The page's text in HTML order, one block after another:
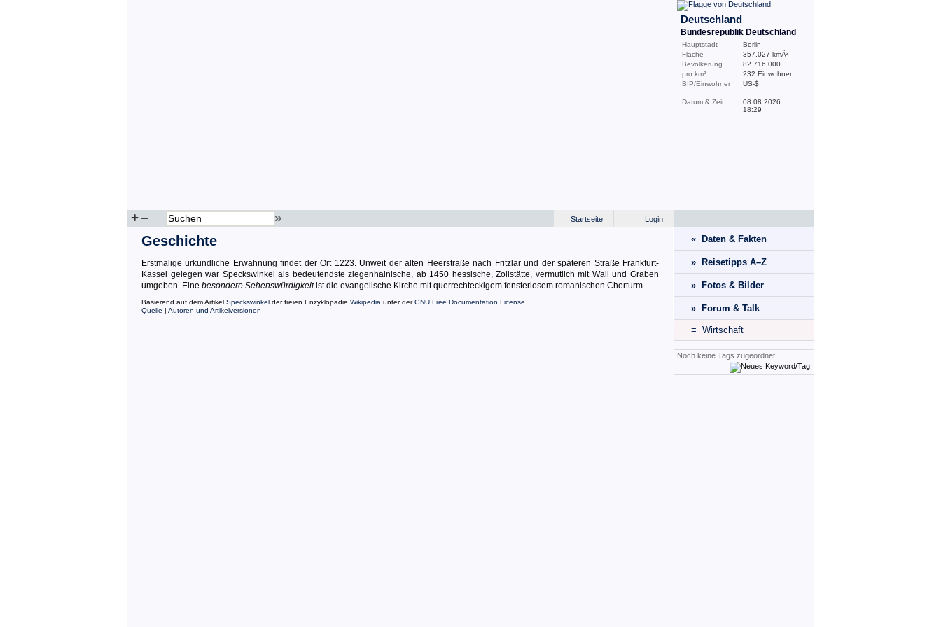
Deutschland
Bundesrepublik Deutschland
Hauptstadt
Berlin
Fläche
357.027 kmÂ²
Bevölkerung
82.716.000
pro km²
232 Einwohner
BIP/Einwohner
US-$
Datum & Zeit
08.08.2026
18:29
+– » Login
Startseite
Geschichte
Erstmalige urkundliche Erwähnung findet der Ort 1223. Unweit der alten Heerstraße nach Fritzlar und der späteren Straße Frankfurt-
Kassel gelegen war Speckswinkel als bedeutendste ziegenhainische, ab 1450 hessische, Zollstätte, vermutlich mit Wall und Graben
umgeben. Eine besondere Sehenswürdigkeitist die evangelische Kirche mit querrechteckigem fensterlosem romanischen Chorturm.
Basierend auf dem Artikel Speckswinkel der freien Enzyklopädie Wikipedia unter derGNU Free Documentation License
Quelle | Autoren und Artikelversionen
« Daten & Fakten
» Reisetipps A–Z
» Fotos & Bilder
» Forum & Talk
≡ Wirtschaft
Noch keine Tags zugeordnet!